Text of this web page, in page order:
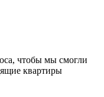
чтобы мы смогли
квартиры